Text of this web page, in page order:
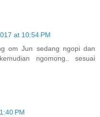
at 10:54 PM
om Jun sedang ngopi dan
ngomong.. sesuai
PM